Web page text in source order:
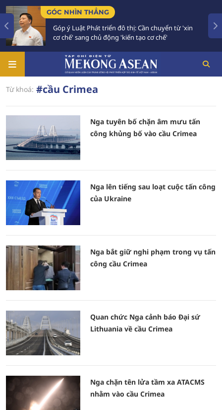
GÓC NHÌN THẲNG
Góp ý Luật Phát triển đô thị: Cần chuyển từ 'xin
cơ chế' sang chủ động 'kiến tạo cơ chế'
Từ khoá: #cầu Crimea
Nga tuyên bố chặn âm mưu tấn
công khủng bố vào cầu Crimea
Nga lên tiếng sau loạt cuộc tấn công
của Ukraine
Nga bắt giữ nghi phạm trong vụ tấn
công cầu Crimea
Quan chức Nga cảnh báo Đại sứ
Lithuania về cầu Crimea
Nga chặn tên lửa tầm xa ATACMS
nhằm vào cầu Crimea